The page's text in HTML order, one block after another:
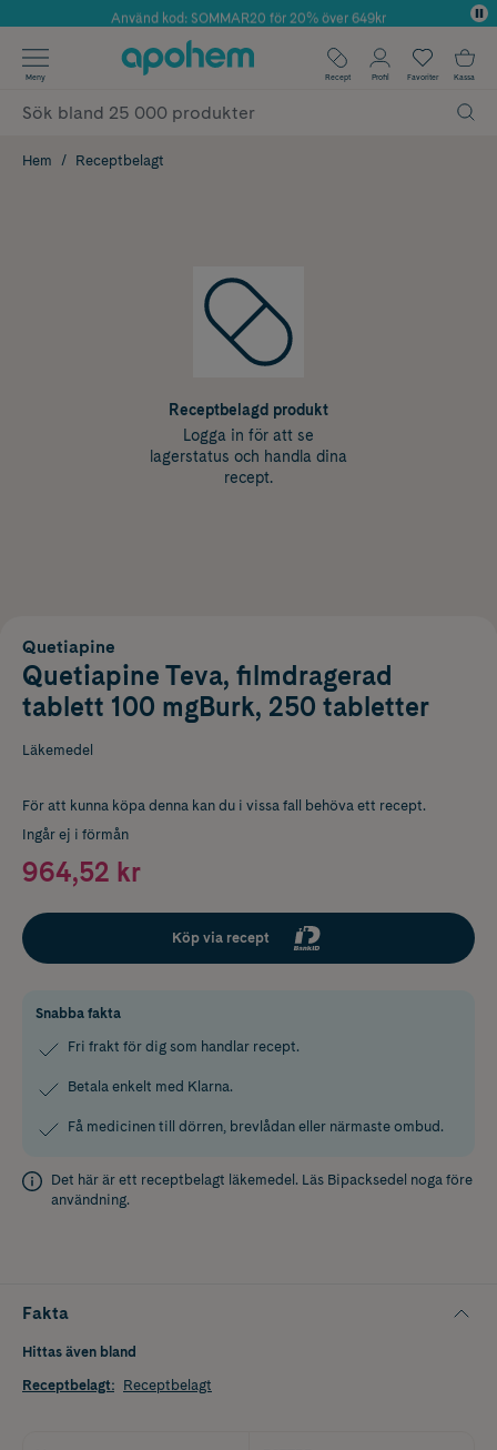
Årets Butik 2025 inom Skönhet
Använd kod: SOMMAR20 för 20% över 649kr
✓ Fri frakt
✓ Poäng på alla köp*
Meny Recept Profil Favoriter Kassa
Hem Receptbelagt
Receptbelagd produkt
Logga in för att se
lagerstatus och handla dina
recept.
Quetiapine
Quetiapine Teva, filmdragerad
tablett 100 mgBurk, 250 tabletter
Läkemedel
För att kunna köpa denna kan du i vissa fall behöva ett recept.
Ingår ej i förmån
964,52 kr
Köp via recept
Snabba fakta
Fri frakt för dig som handlar recept.
Betala enkelt med Klarna.
Få medicinen till dörren, brevlådan eller närmaste ombud.
Det här är ett receptbelagt läkemedel. Läs Bipacksedel noga före
användning.
Fakta
Hittas även bland
Receptbelagt: Receptbelagt